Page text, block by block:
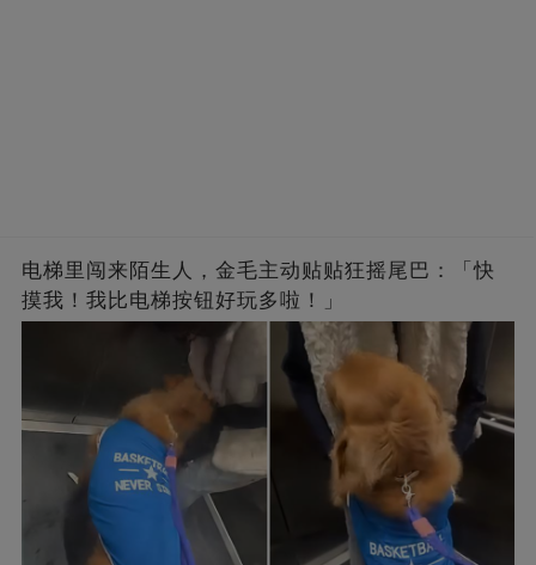
电梯里闯来陌生人，金毛主动贴贴狂摇尾巴：「快
摸我！我比电梯按钮好玩多啦！」